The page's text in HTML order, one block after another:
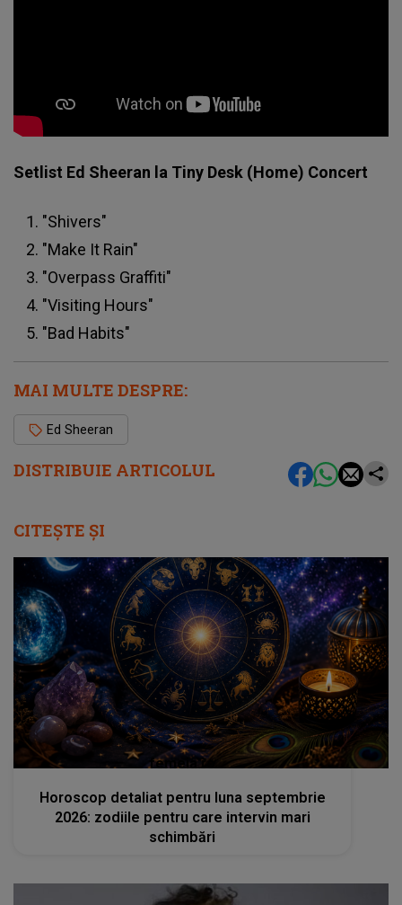
DISTRIBUIE ARTICOLUL
Setlist Ed Sheeran la Tiny Desk (Home) Concert
"Shivers"
"Make It Rain"
"Overpass Graffiti"
"Visiting Hours"
"Bad Habits"
MAI MULTE DESPRE:
Ed Sheeran
CITEȘTE ȘI
femeia.ro
Horoscop detaliat pentru luna septembrie
2026: zodiile pentru care intervin mari
schimbări